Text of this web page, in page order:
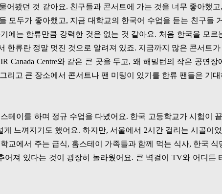
어봤던 것 같아요. 친구들과 콘서트에 가는 것을 너무 좋아했고
모두가 좋아했고, 지금 대학교의 한국어 수업을 듣는 친구들
에는 한류만큼 강력한 것은 없는 것 같아요. 처음 한국을 모르
한류란 정말 멋진 것으로 알려져 있죠. 지금까지 많은 콘서트
Canada Centre와 같은 큰 곳을 두고,왜 해밀턴의 작은 공연장
리고 큰 장소에서 콘서트나 팬 미팅이 있기를 한류 팬들은 기
테이를 하며 정규 수업을 다녔어요. 한국 고등학교가 시험이
게 느껴지기도 했어요. 하지만,서울에서 2시간 걸리는 시골이
교에서 주는 급식, 홈스테이 가족들과 함께 먹는 식사, 한국 식
어져 있다는 것이 굉장히 놀라웠어요. 큰 벽걸이 TV와 어디든